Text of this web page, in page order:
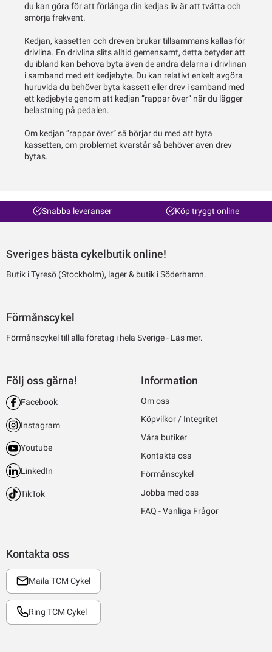
du kan göra för att förlänga din kedjas liv är att tvätta och
smörja frekvent.
Kedjan, kassetten och dreven brukar tillsammans kallas för
drivlina. En drivlina slits alltid gemensamt, detta betyder att
du ibland kan behöva byta även de andra delarna i drivlinan
i samband med ett kedjebyte. Du kan relativt enkelt avgöra
huruvida du behöver byta kassett eller drev i samband med
ett kedjebyte genom att kedjan ”rappar över” när du lägger
belastning på pedalen.
Om kedjan ”rappar över” så börjar du med att byta
kassetten, om problemet kvarstår så behöver även drev
bytas.
Snabba leveranser Köp tryggt online
Sveriges bästa cykelbutik online!
Butik i Tyresö (Stockholm), lager & butik i Söderhamn.
Förmånscykel
Förmånscykel till alla företag i hela Sverige - Läs mer.
Kontakta oss
Maila TCM Cykel
Ring TCM Cykel
Följ oss gärna!
Facebook
Instagram
Youtube
LinkedIn
TikTok
Information
Om oss
Köpvilkor / Integritet
Våra butiker
Kontakta oss
Förmånscykel
Jobba med oss
FAQ - Vanliga Frågor